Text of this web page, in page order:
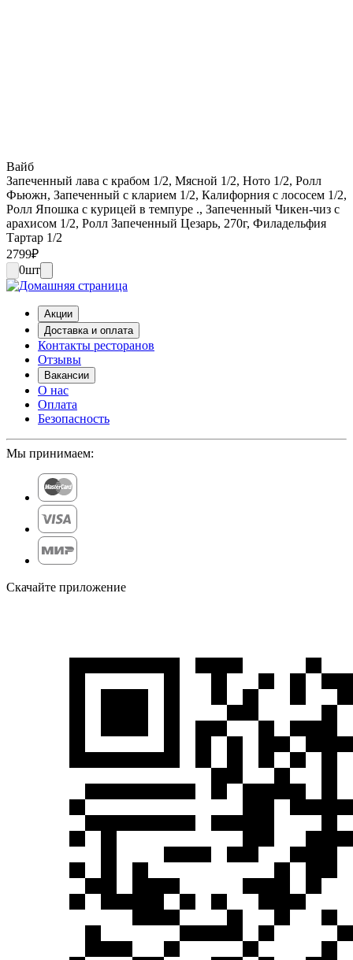
Вайб
Запеченный лава с крабом 1/2, Мясной 1/2, Ното 1/2, Ролл
Фьюжн, Запеченный с кларием 1/2, Калифорния с лососем 1/2,
Ролл Япошка с курицей в темпуре ., Запеченный Чикен-чиз с
арахисом 1/2, Ролл Запеченный Цезарь, 270г, Филадельфия
Тартар 1/2
2799₽
0шт
Акции
Доставка и оплата
Контакты ресторанов
Отзывы
Вакансии
О нас
Оплата
Безопасность
Мы принимаем:
Скачайте приложение